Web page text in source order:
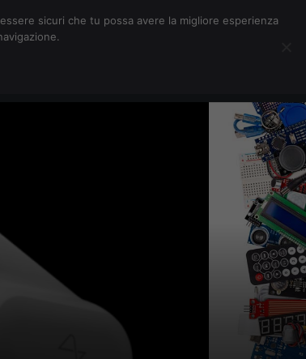
sicuri che tu possa avere la migliore esperienza